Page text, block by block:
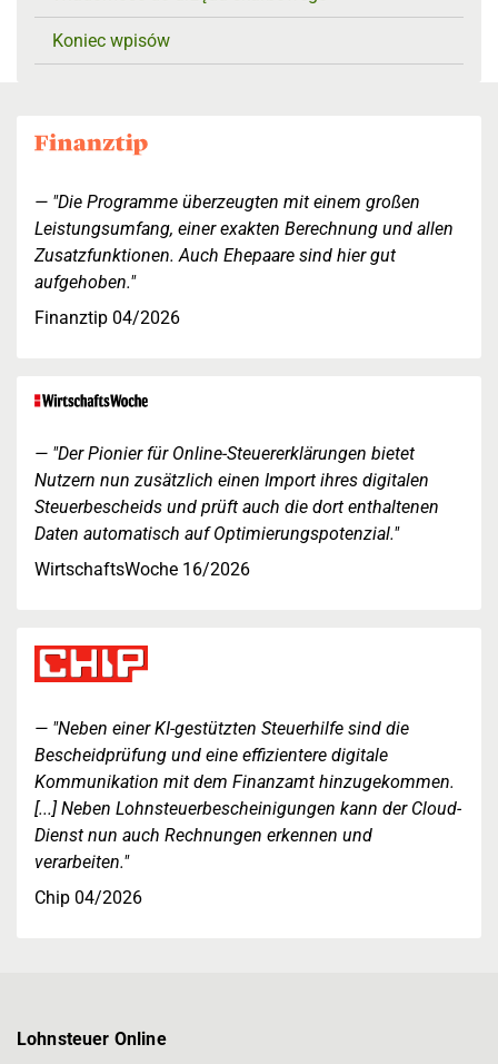
Koniec wpisów
"Die Programme überzeugten mit einem großen
Leistungsumfang, einer exakten Berechnung und allen
Zusatzfunktionen. Auch Ehepaare sind hier gut
aufgehoben."
Finanztip 04/2026
"Der Pionier für Online-Steuererklärungen bietet
Nutzern nun zusätzlich einen Import ihres digitalen
Steuerbescheids und prüft auch die dort enthaltenen
Daten automatisch auf Optimierungspotenzial."
WirtschaftsWoche 16/2026
"Neben einer KI-gestützten Steuerhilfe sind die
Bescheidprüfung und eine effizientere digitale
Kommunikation mit dem Finanzamt hinzugekommen.
[...] Neben Lohnsteuerbescheinigungen kann der Cloud-
Dienst nun auch Rechnungen erkennen und
verarbeiten."
Chip 04/2026
Lohnsteuer Online